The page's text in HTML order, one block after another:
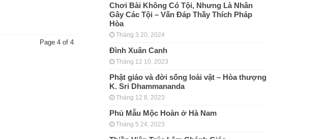
Page 4 of 4
Chơi Bài Không Có Tội, Nhưng Là Nhân
Gây Các Tội – Vấn Đáp Thầy Thích Pháp
Hòa
Tháng 3 20, 2024
Đình Xuân Canh
Tháng 12 10, 2023
Phật giáo và đời sống loài vật – Hòa thượng
K. Sri Dhammananda
Tháng 12 8, 2023
Phủ Mẫu Mộc Hoàn ở Hà Nam
Tháng 5 24, 2023